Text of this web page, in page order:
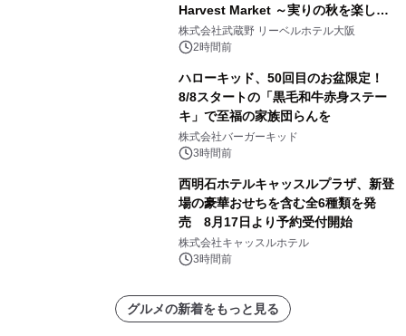
Harvest Market ～実りの秋を楽しむ
ディナー&スイーツビュッフェ～』を9
月18日より開催！
株式会社武蔵野 リーベルホテル大阪
2時間前
ハローキッド、50回目のお盆限定！
8/8スタートの「黒毛和牛赤身ステー
キ」で至福の家族団らんを
株式会社バーガーキッド
3時間前
西明石ホテルキャッスルプラザ、新登
場の豪華おせちを含む全6種類を発
売 8月17日より予約受付開始
株式会社キャッスルホテル
3時間前
グルメの新着をもっと見る